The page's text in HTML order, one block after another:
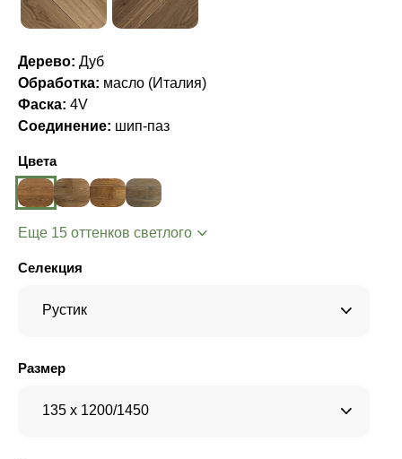
Дерево: Дуб
Обработка: масло (Италия)
Фаска: 4V
Соединение: шип-паз
Цвета
Еще 15 оттенков светлого
Селекция
Рустик
Размер
135 x 1200/1450